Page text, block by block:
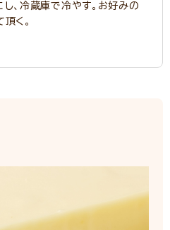
、冷蔵庫で冷やす。お好みの
く。